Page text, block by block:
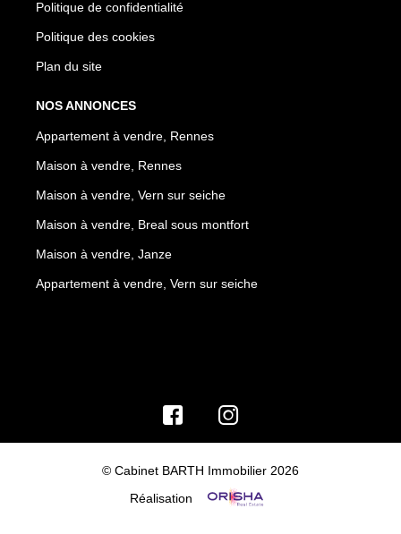
Politique de confidentialité
Politique des cookies
Plan du site
NOS ANNONCES
Appartement à vendre, Rennes
Maison à vendre, Rennes
Maison à vendre, Vern sur seiche
Maison à vendre, Breal sous montfort
Maison à vendre, Janze
Appartement à vendre, Vern sur seiche
© Cabinet BARTH Immobilier 2026
Réalisation